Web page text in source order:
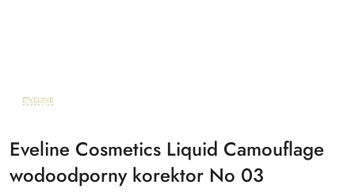
PRODUCENTA:
Eveline Cosmetics Liquid Camouflage
wodoodporny korektor No 03